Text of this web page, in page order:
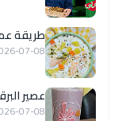
طريقة
07-08
عصير
07-08